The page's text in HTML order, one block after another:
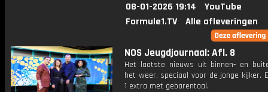
08-01-2026 19:14
YouTube
Formule1.TV
Alle afleveringen
NOS Jeugdjournaal: Afl. 8
Het laatste nieuws uit binnen- en
het weer, speciaal voor de jonge kijker.
1 extra met gebarentaal.